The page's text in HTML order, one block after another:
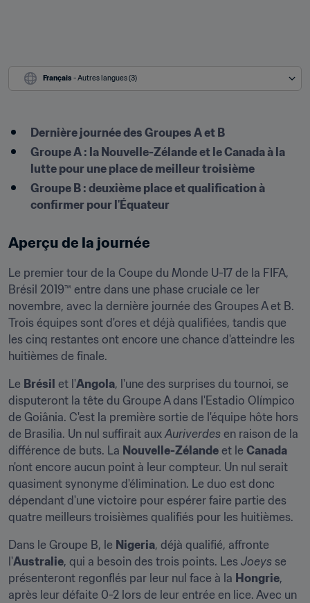
Français - Autres langues (3)
Dernière journée des Groupes A et B
Groupe A : la Nouvelle-Zélande et le Canada à la
lutte pour une place de meilleur troisième
Groupe B : deuxième place et qualification à
confirmer pour l'Équateur
Aperçu de la journée
Le premier tour de la Coupe du Monde U-17 de la FIFA,
Brésil 2019™ entre dans une phase cruciale ce 1er
novembre, avec la dernière journée des Groupes A et B.
Trois équipes sont d'ores et déjà qualifiées, tandis que
les cinq restantes ont encore une chance d'atteindre les
huitièmes de finale.
Le Brésil et l'Angola, l'une des surprises du tournoi, se
disputeront la tête du Groupe A dans l'Estadio Olímpico
de Goiânia. C'est la première sortie de l'équipe hôte hors
de Brasilia. Un nul suffirait aux Auriverdes en raison de la
différence de buts. La Nouvelle-Zélande et le Canada
n'ont encore aucun point à leur compteur. Un nul serait
quasiment synonyme d'élimination. Le duo est donc
dépendant d'une victoire pour espérer faire partie des
quatre meilleurs troisièmes qualifiés pour les huitièmes.
Dans le Groupe B, le Nigeria, déjà qualifié, affronte
l'Australie, qui a besoin des trois points. Les Joeys se
présenteront regonflés par leur nul face à la Hongrie,
après leur défaite 0-2 lors de leur entrée en lice. Avec un